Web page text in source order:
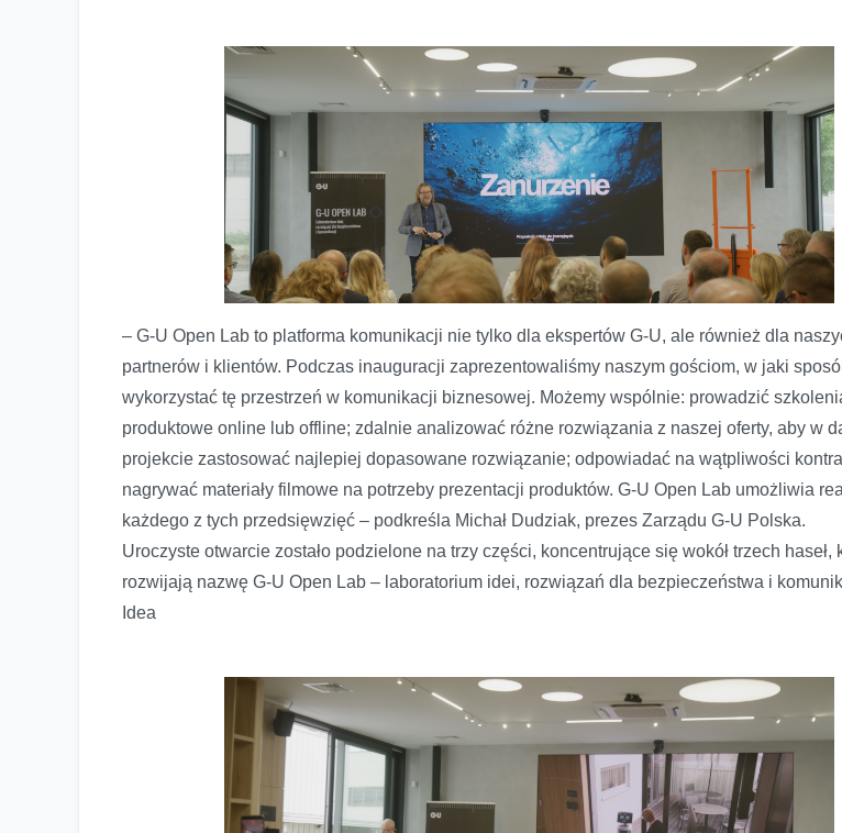
– G-U Open Lab to platforma komunikacji nie tylko dla ekspertów G-U, ale również dla
partnerów i klientów. Podczas inauguracji zaprezentowaliśmy naszym gościom, w jaki
wykorzystać tę przestrzeń w komunikacji biznesowej. Możemy wspólnie: prowadzić
produktowe online lub offline; zdalnie analizować różne rozwiązania z naszej oferty, aby w
projekcie zastosować najlepiej dopasowane rozwiązanie; odpowiadać na wątpliwości
nagrywać materiały filmowe na potrzeby prezentacji produktów. G-U Open Lab umożliwia
każdego z tych przedsięwzięć – podkreśla Michał Dudziak, prezes Zarządu G-U Polska.
Uroczyste otwarcie zostało podzielone na trzy części, koncentrujące się wokół trzech haseł,
rozwijają nazwę G-U Open Lab – laboratorium idei, rozwiązań dla bezpieczeństwa i
Idea